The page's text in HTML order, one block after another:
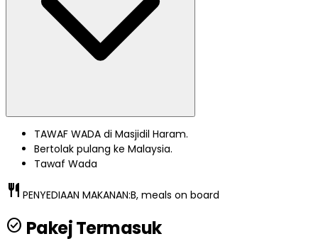
TAWAF WADA di Masjidil Haram.
Bertolak pulang ke Malaysia.
Tawaf Wada
restaurant PENYEDIAAN MAKANAN:B, meals on board
check_circle Pakej Termasuk